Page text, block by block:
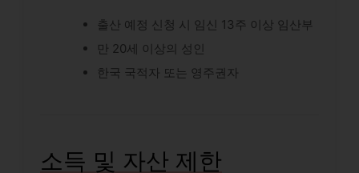
출산 예정 신청 시 임신 13주 이상 임산부
만 20세 이상의 성인
한국 국적자 또는 영주권자
소득 및 자산 제한